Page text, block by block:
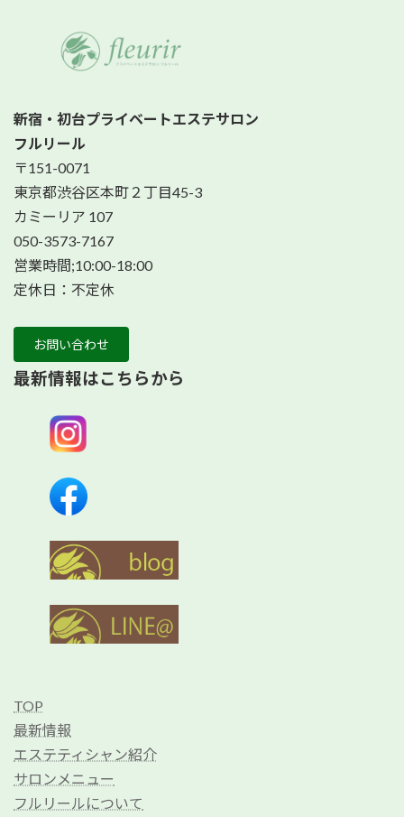
新宿・初台プライベートエステサロン
フルリール
〒151-0071
東京都渋谷区本町２丁目45-3
カミーリア 107
050-3573-7167
営業時間;10:00-18:00
定休日：不定休
お問い合わせ
最新情報はこちらから
TOP
最新情報
エステティシャン紹介
サロンメニュー
フルリールについて